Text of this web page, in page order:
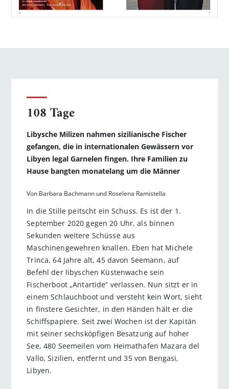
108 Tage
Libysche Milizen nahmen sizilianische Fischer
gefangen, die in internationalen Gewässern vor
Libyen legal Garnelen fingen. Ihre Familien zu
Hause bangten monatelang um die Männer
Von Barbara Bachmann und Roselena Ramistella
In die Stille peitscht ein Schuss. Es ist der 1.
September 2020 gegen 20 Uhr, als binnen
Sekunden weitere Schüsse aus
Maschinengewehren knallen. Eben hat Michele
Trinca, 64 Jahre alt, 45 davon Seemann, auf
Befehl der libyschen Küstenwache sein
Fischerboot „Antartide“ verlassen. Nun sitzt er in
einem Schlauchboot und versteht kein Wort, sieht
in finstere Gesichter, in den Händen hält er die
Schiffspapiere. Seit zwei Wochen ist der Kapitän
mit seiner sechsköpfigen Besatzung auf hoher
See, 480 Seemeilen vom Heimathafen Mazara del
Vallo, Sizilien, entfernt und 35 von Bengasi,
Libyen.